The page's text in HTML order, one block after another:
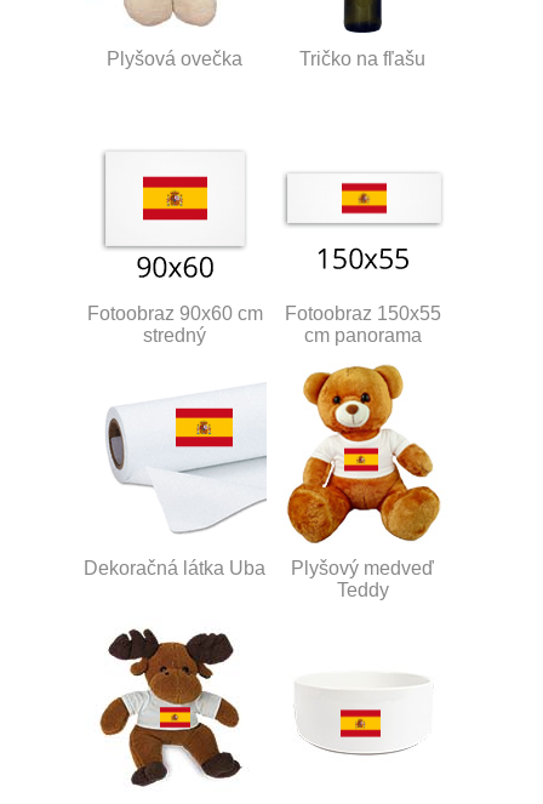
Plyšová ovečka Tričko na fľašu
Fotoobraz 90x60 cm
stredný
Fotoobraz 150x55
cm panorama
Dekoračná látka Uba
Plyšový medveď
Teddy